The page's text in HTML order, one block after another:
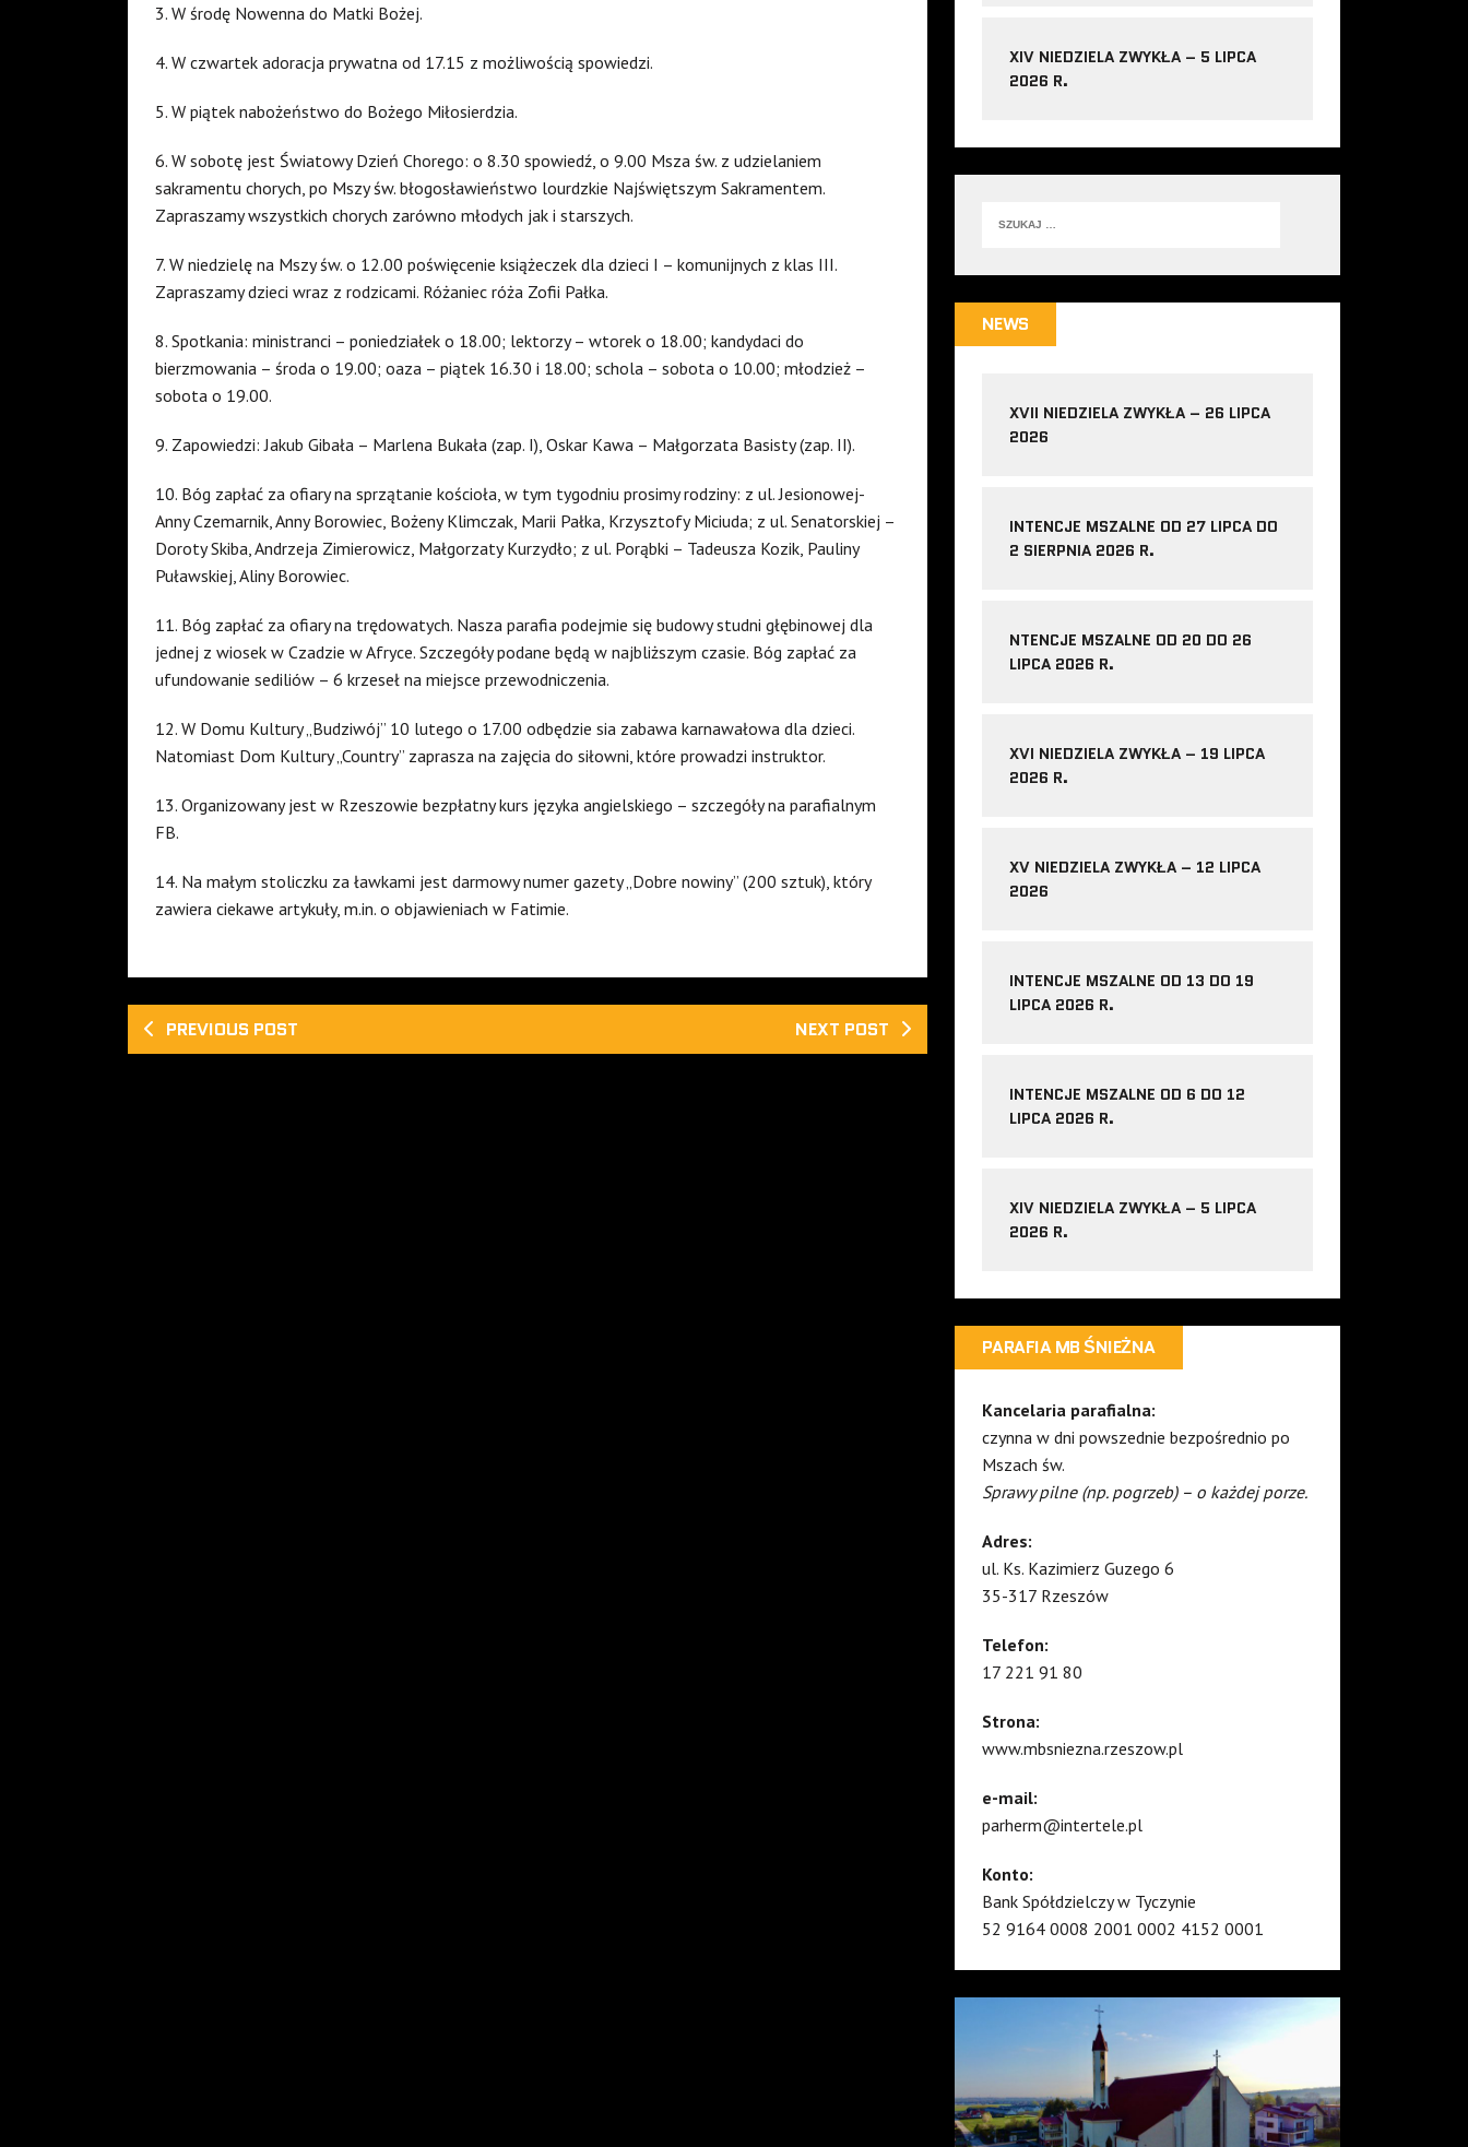
3. W środę Nowenna do Matki Bożej.
4. W czwartek adoracja prywatna od 17.15 z możliwością spowiedzi.
5. W piątek nabożeństwo do Bożego Miłosierdzia.
6. W sobotę jest Światowy Dzień Chorego: o 8.30 spowiedź, o 9.00 Msza św. z udzielaniem
sakramentu chorych, po Mszy św. błogosławieństwo lourdzkie Najświętszym Sakramentem.
Zapraszamy wszystkich chorych zarówno młodych jak i starszych.
7. W niedzielę na Mszy św. o 12.00 poświęcenie książeczek dla dzieci I – komunijnych z klas III.
Zapraszamy dzieci wraz z rodzicami. Różaniec róża Zofii Pałka.
8. Spotkania: ministranci – poniedziałek o 18.00; lektorzy – wtorek o 18.00; kandydaci do
bierzmowania – środa o 19.00; oaza – piątek 16.30 i 18.00; schola – sobota o 10.00; młodzież –
sobota o 19.00.
9. Zapowiedzi: Jakub Gibała – Marlena Bukała (zap. I), Oskar Kawa – Małgorzata Basisty (zap. II).
10. Bóg zapłać za ofiary na sprzątanie kościoła, w tym tygodniu prosimy rodziny: z ul. Jesionowej-
Anny Czemarnik, Anny Borowiec, Bożeny Klimczak, Marii Pałka, Krzysztofy Miciuda; z ul. Senatorskiej –
Doroty Skiba, Andrzeja Zimierowicz, Małgorzaty Kurzydło; z ul. Porąbki – Tadeusza Kozik, Pauliny
Puławskiej, Aliny Borowiec.
11. Bóg zapłać za ofiary na trędowatych. Nasza parafia podejmie się budowy studni głębinowej dla
jednej z wiosek w Czadzie w Afryce. Szczegóły podane będą w najbliższym czasie. Bóg zapłać za
ufundowanie sediliów – 6 krzeseł na miejsce przewodniczenia.
12. W Domu Kultury „Budziwój” 10 lutego o 17.00 odbędzie sia zabawa karnawałowa dla dzieci.
Natomiast Dom Kultury „Country” zaprasza na zajęcia do siłowni, które prowadzi instruktor.
13. Organizowany jest w Rzeszowie bezpłatny kurs języka angielskiego – szczegóły na parafialnym
FB.
14. Na małym stoliczku za ławkami jest darmowy numer gazety „Dobre nowiny” (200 sztuk), który
zawiera ciekawe artykuły, m.in. o objawieniach w Fatimie.
PREVIOUS POST NEXT POST
XIV NIEDZIELA ZWYKŁA – 5 LIPCA
2026 R.
NEWS
XVII NIEDZIELA ZWYKŁA – 26 LIPCA
2026
INTENCJE MSZALNE OD 27 LIPCA DO
2 SIERPNIA 2026 R.
NTENCJE MSZALNE OD 20 DO 26
LIPCA 2026 R.
XVI NIEDZIELA ZWYKŁA – 19 LIPCA
2026 R.
XV NIEDZIELA ZWYKŁA – 12 LIPCA
2026
INTENCJE MSZALNE OD 13 DO 19
LIPCA 2026 R.
INTENCJE MSZALNE OD 6 DO 12
LIPCA 2026 R.
XIV NIEDZIELA ZWYKŁA – 5 LIPCA
2026 R.
PARAFIA MB ŚNIEŻNA
Kancelaria parafialna:
czynna w dni powszednie bezpośrednio po
Mszach św.
Sprawy pilne (np. pogrzeb) – o każdej porze.
Adres:
ul. Ks. Kazimierz Guzego 6
35-317 Rzeszów
Telefon:
17 221 91 80
Strona:
www.mbsniezna.rzeszow.pl
e-mail:
parherm@intertele.pl
Konto:
Bank Spółdzielczy w Tyczynie
52 9164 0008 2001 0002 4152 0001